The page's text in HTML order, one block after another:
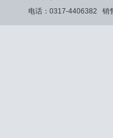
电话：0317-4406382 销